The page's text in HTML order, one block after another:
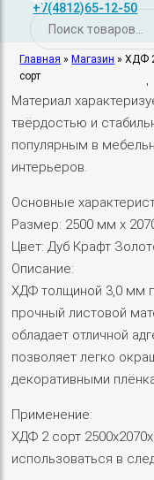
Поиск
товаров
+7(4812)65-12-50
Главная » Магазин »ХДФ
сорт
500,00₽
ХДФ (High Density
изготавливаются из
Материал
твёрдостью и
популярным в
интерьеров.
Основные
Размер: 2500 мм х
Цвет: Дуб Крафт
Описание:
ХДФ толщиной 3,0 мм
прочный листовой
обладает отличной
позволяет легко
декоративными
Применение:
ХДФ 2 сорт
использоваться в